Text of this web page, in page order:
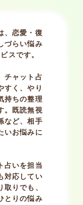
、恋愛・復
づらい悩み
スです。
チャット占
すく、やり
持ちの整理
。既読無視
など、相手
いお悩みに
占いを担当
対応してい
りでも、
とりの悩み